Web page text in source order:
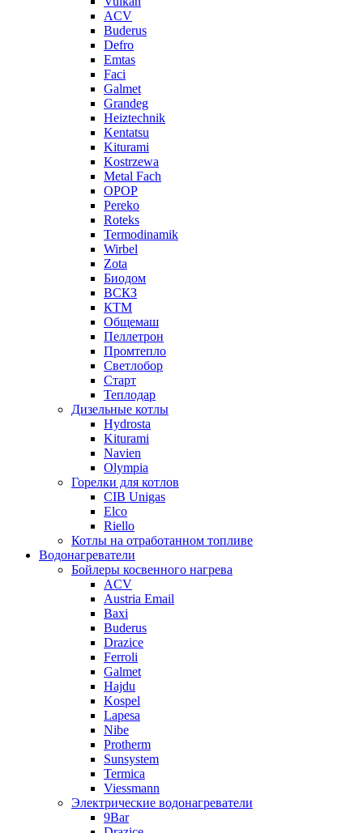
ACV
Buderus
Defro
Emtas
Faci
Galmet
Grandeg
Heiztechnik
Kentatsu
Kiturami
Kostrzewa
Metal Fach
OPOP
Pereko
Roteks
Termodinamik
Wirbel
Zota
Биодом
ВСКЗ
КТМ
Общемаш
Пеллетрон
Промтепло
Светлобор
Старт
Теплодар
Дизельные котлы
Hydrosta
Kiturami
Navien
Olympia
Горелки для котлов
CIB Unigas
Elco
Riello
Котлы на отработанном топливе
Водонагреватели
Бойлеры косвенного нагрева
ACV
Austria Email
Baxi
Buderus
Drazice
Ferroli
Galmet
Hajdu
Kospel
Lapesa
Nibe
Protherm
Sunsystem
Termica
Viessmann
Электрические водонагреватели
9Bar